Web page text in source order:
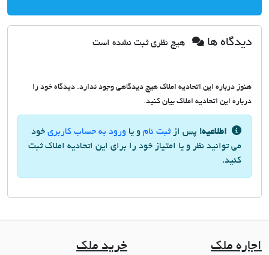
دیدگاه ها هیچ نظری ثبت نشده است
هنوز درباره این اتحادیه املاک هیچ دیدگاهی وجود ندارد. دیدگاه خود را
درباره این اتحادیه املاک بیان کنید.
اطلاعیه! پس ازثبت نام و یا ورود به حساب کاربری خود
می توانید نظر و یا امتیاز خود را برای این اتحادیه املاک ثبت
کنید.
اجاره ملک خرید ملک